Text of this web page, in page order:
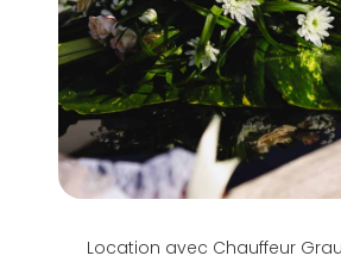
Location avec Chauffeur